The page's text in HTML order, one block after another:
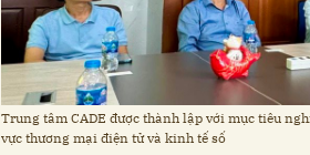
Trung tâm CADE được thành lập với mục tiêu
vực thương mại điện tử và kinh tế số